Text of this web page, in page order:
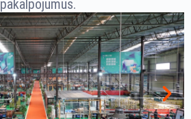
pakalpojumus.